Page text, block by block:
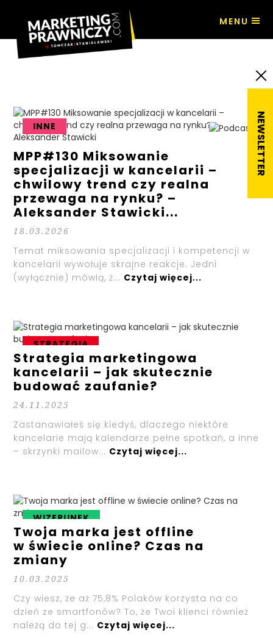
MENU
INNE
MPP#130 Miksowanie
specjalizacji w kancelarii –
chwilowy trend czy realna
przewaga na rynku? –
Aleksander Stawicki...
18.03.2026
Temat miksowania specjalizacji i kompetencji w
kancelarii wywołuje skrajne reakcje. Jedni
(wyłącznie) mówią, ż... Czytaj więcej...
STRATEGIA
Strategia marketingowa
kancelarii – jak skutecznie
budować zaufanie?
24.11.2025
Zastanawiałeś się kiedyś, dlaczego niektóre
kancelarie mają kalendarze pełne spotkań, a inne
– skrzynki mailow... Czytaj więcej...
WIZERUNEK
Twoja marka jest offline
w świecie online? Czas na
zmiany
10.03.2025
Czy wiesz, że aż 75,8% Polaków korzysta na co
dzień ze smartfonów? To, że Twoi klienci również
należą do tej g... Czytaj więcej...